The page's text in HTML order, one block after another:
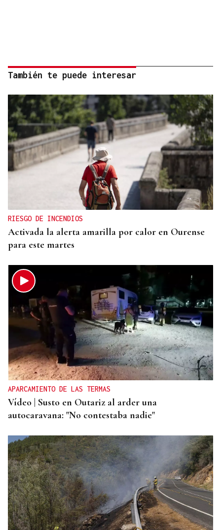
También te puede interesar
RIESGO DE INCENDIOS
Activada la alerta amarilla por calor en Ourense
para este martes
APARCAMIENTO DE LAS TERMAS
Vídeo | Susto en Outariz al arder una
autocaravana: "No contestaba nadie"